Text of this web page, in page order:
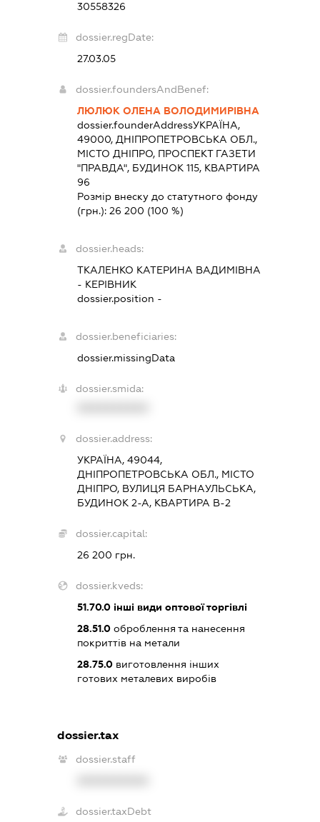
30558326
dossier.regDate:
27.03.05
dossier.foundersAndBenef:
ЛЮЛЮК ОЛЕНА ВОЛОДИМИРІВНА
dossier.founderAddressУКРАЇНА,
49000, ДНІПРОПЕТРОВСЬКА ОБЛ.,
МІСТО ДНІПРО, ПРОСПЕКТ ГАЗЕТИ
"ПРАВДА", БУДИНОК 115, КВАРТИРА
96
Розмір внеску до статутного фонду
(грн.):26 200 (100 %)
dossier.heads:
ТКАЛЕНКО КАТЕРИНА ВАДИМІВНА
- КЕРІВНИК
dossier.position -
dossier.beneficiaries:
dossier.missingData
dossier.smida:
dossier.address:
УКРАЇНА, 49044,
ДНІПРОПЕТРОВСЬКА ОБЛ., МІСТО
ДНІПРО, ВУЛИЦЯ БАРНАУЛЬСЬКА,
БУДИНОК 2-А, КВАРТИРА В-2
dossier.capital:
26 200 грн.
dossier.kveds:
51.70.0 інші види оптової торгівлі
28.51.0 оброблення та нанесення
покриттів на метали
28.75.0 виготовлення інших
готових металевих виробів
dossier.tax
dossier.staff
dossier.taxDebt